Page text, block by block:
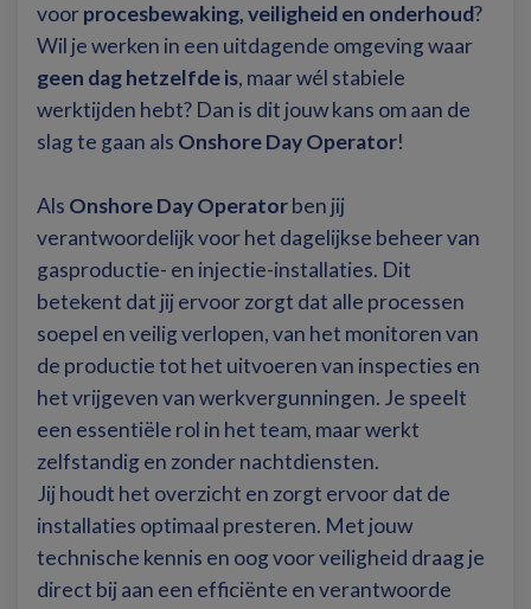
voorprocesbewaking, veiligheid en onderhoud?
Wil je werken in een uitdagende omgeving waar
geen dag hetzelfde is, maar wél stabiele
werktijden hebt? Dan is dit jouw kans om aan de
slag te gaan als Onshore Day Operator!
Als Onshore Day Operatorben jij
verantwoordelijk voor het dagelijkse beheer van
gasproductie- en injectie-installaties. Dit
betekent dat jij ervoor zorgt dat alle processen
soepel en veilig verlopen, van het monitoren van
de productie tot het uitvoeren van inspecties en
het vrijgeven van werkvergunningen. Je speelt
een essentiële rol in het team, maar werkt
zelfstandig en zonder nachtdiensten.
Jij houdt het overzicht en zorgt ervoor dat de
installaties optimaal presteren. Met jouw
technische kennis en oog voor veiligheid draag je
direct bij aan een efficiënte en verantwoorde